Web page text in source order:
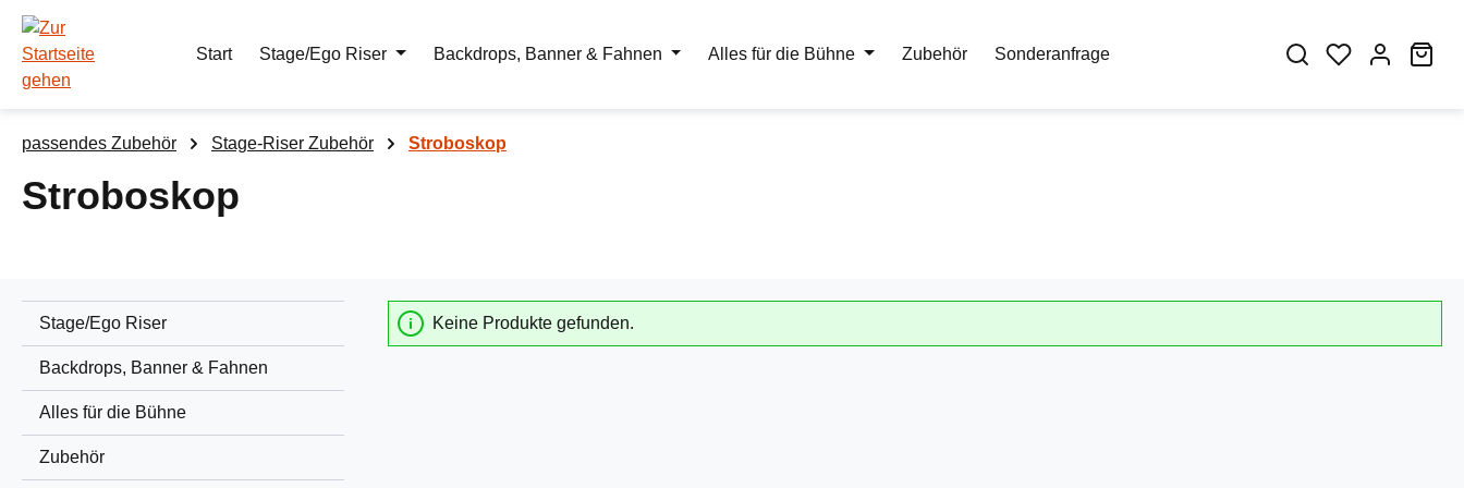
Hauptinhalt springen
Zur Suche springen
Zur Hauptnavigation springen
Start
Stage/Ego Riser Backdrops, Banner & Fahnen Alles für die Bühne Zubehör Sonderanfrage
passendes Zubehör Stage-Riser Zubehör Stroboskop
Stroboskop
Stage/Ego Riser
Backdrops, Banner & Fahnen
Alles für die Bühne
Zubehör
Keine Produkte gefunden.